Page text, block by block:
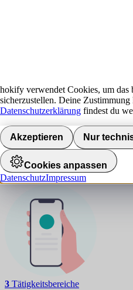
D
NAVIGATION
Jobalarm aktivieren
3 Tätigkeitsbereiche
hokify verwendet Cookies, um das
sicherzustellen. Deine
Datenschutzerklärung findest du
Akzeptieren Nur
Cookies anpassen
DatenschutzImpressum